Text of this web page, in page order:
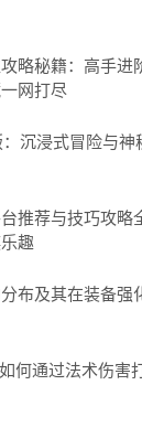
略秘籍：高手进
网打尽
：沉浸式冒险与
推荐与技巧攻略
趣
布及其在装备强
何通过法术伤害